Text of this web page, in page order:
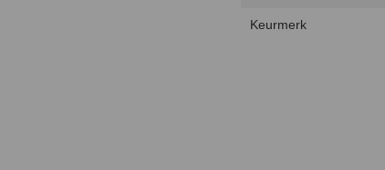
Keurmerk